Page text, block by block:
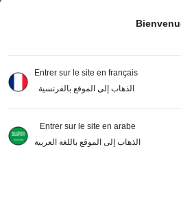
Entrer sur le site en français
الذهاب إلى الموقع بالفرنسية
Entrer sur le site en arabe
الذهاب إلى الموقع باللغة العربية